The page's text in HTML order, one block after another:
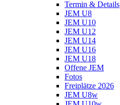
Termin & Details
JEM U8
JEM U10
JEM U12
JEM U14
JEM U16
JEM U18
Offene JEM
Fotos
Freiplätze 2026
JEM U8w